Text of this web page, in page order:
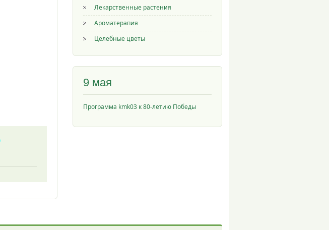
Лекарственные растения
Ароматерапия
Целебные цветы
9 мая
Программа kmk03 к 80-летию Победы